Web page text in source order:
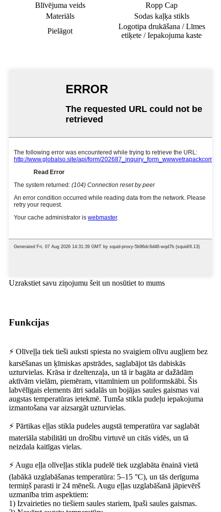
Blīvējuma veids
Ropp Cap
Materiāls
Sodas kaļķa stikls
Pielāgot
Logotipa drukāšana / Līmes
etiķete / Iepakojuma kaste
Uzrakstiet savu ziņojumu šeit un nosūtiet to mums
Funkcijas
⚡ Olīveļļa tiek tieši auksti spiesta no svaigiem olīvu augļiem bez
karsēšanas un ķīmiskas apstrādes, saglabājot tās dabiskās
uzturvielas. Krāsa ir dzeltenzaļa, un tā ir bagāta ar dažādām
aktīvām vielām, piemēram, vitamīniem un poliformskābi. Šis
labvēlīgais elements ātri sadalās un bojājas saules gaismas vai
augstas temperatūras ietekmē. Tumša stikla pudeļu iepakojuma
izmantošana var aizsargāt uzturvielas.
⚡ Pārtikas eļļas stikla pudeles augstā temperatūra var saglabāt
materiāla stabilitāti un drošību virtuvē un citās vidēs, un tā
neizdala kaitīgas vielas.
⚡ Augu eļļa olīveļļas stikla pudelē tiek uzglabāta ēnainā vietā
(labākā uzglabāšanas temperatūra: 5–15 °C), un tās derīguma
termiņš parasti ir 24 mēneši. Augu eļļas uzglabāšanā jāpievērš
uzmanība trim aspektiem:
1) Izvairieties no tiešiem saules stariem, īpaši saules gaismas.